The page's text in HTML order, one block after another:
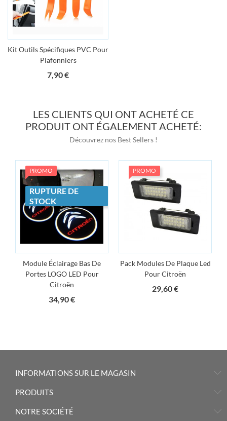
Kit Outils Spécifiques PVC Pour
Plafonniers
7,90 €Prix
LES CLIENTS QUI ONT ACHETÉ CE
PRODUIT ONT ÉGALEMENT ACHETÉ:
Découvrez nos Best Sellers !
PROMO
RUPTURE DE
STOCK
Module Éclairage Bas De
Portes LOGO LED Pour
Citroën
34,90 €Prix
PROMO
Pack Modules De Plaque Led
Pour Citroën
29,60 €Prix
INFORMATIONS SUR LE MAGASIN
PRODUITS
NOTRE SOCIÉTÉ